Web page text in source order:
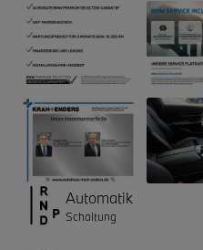
Automatik
Schaltung